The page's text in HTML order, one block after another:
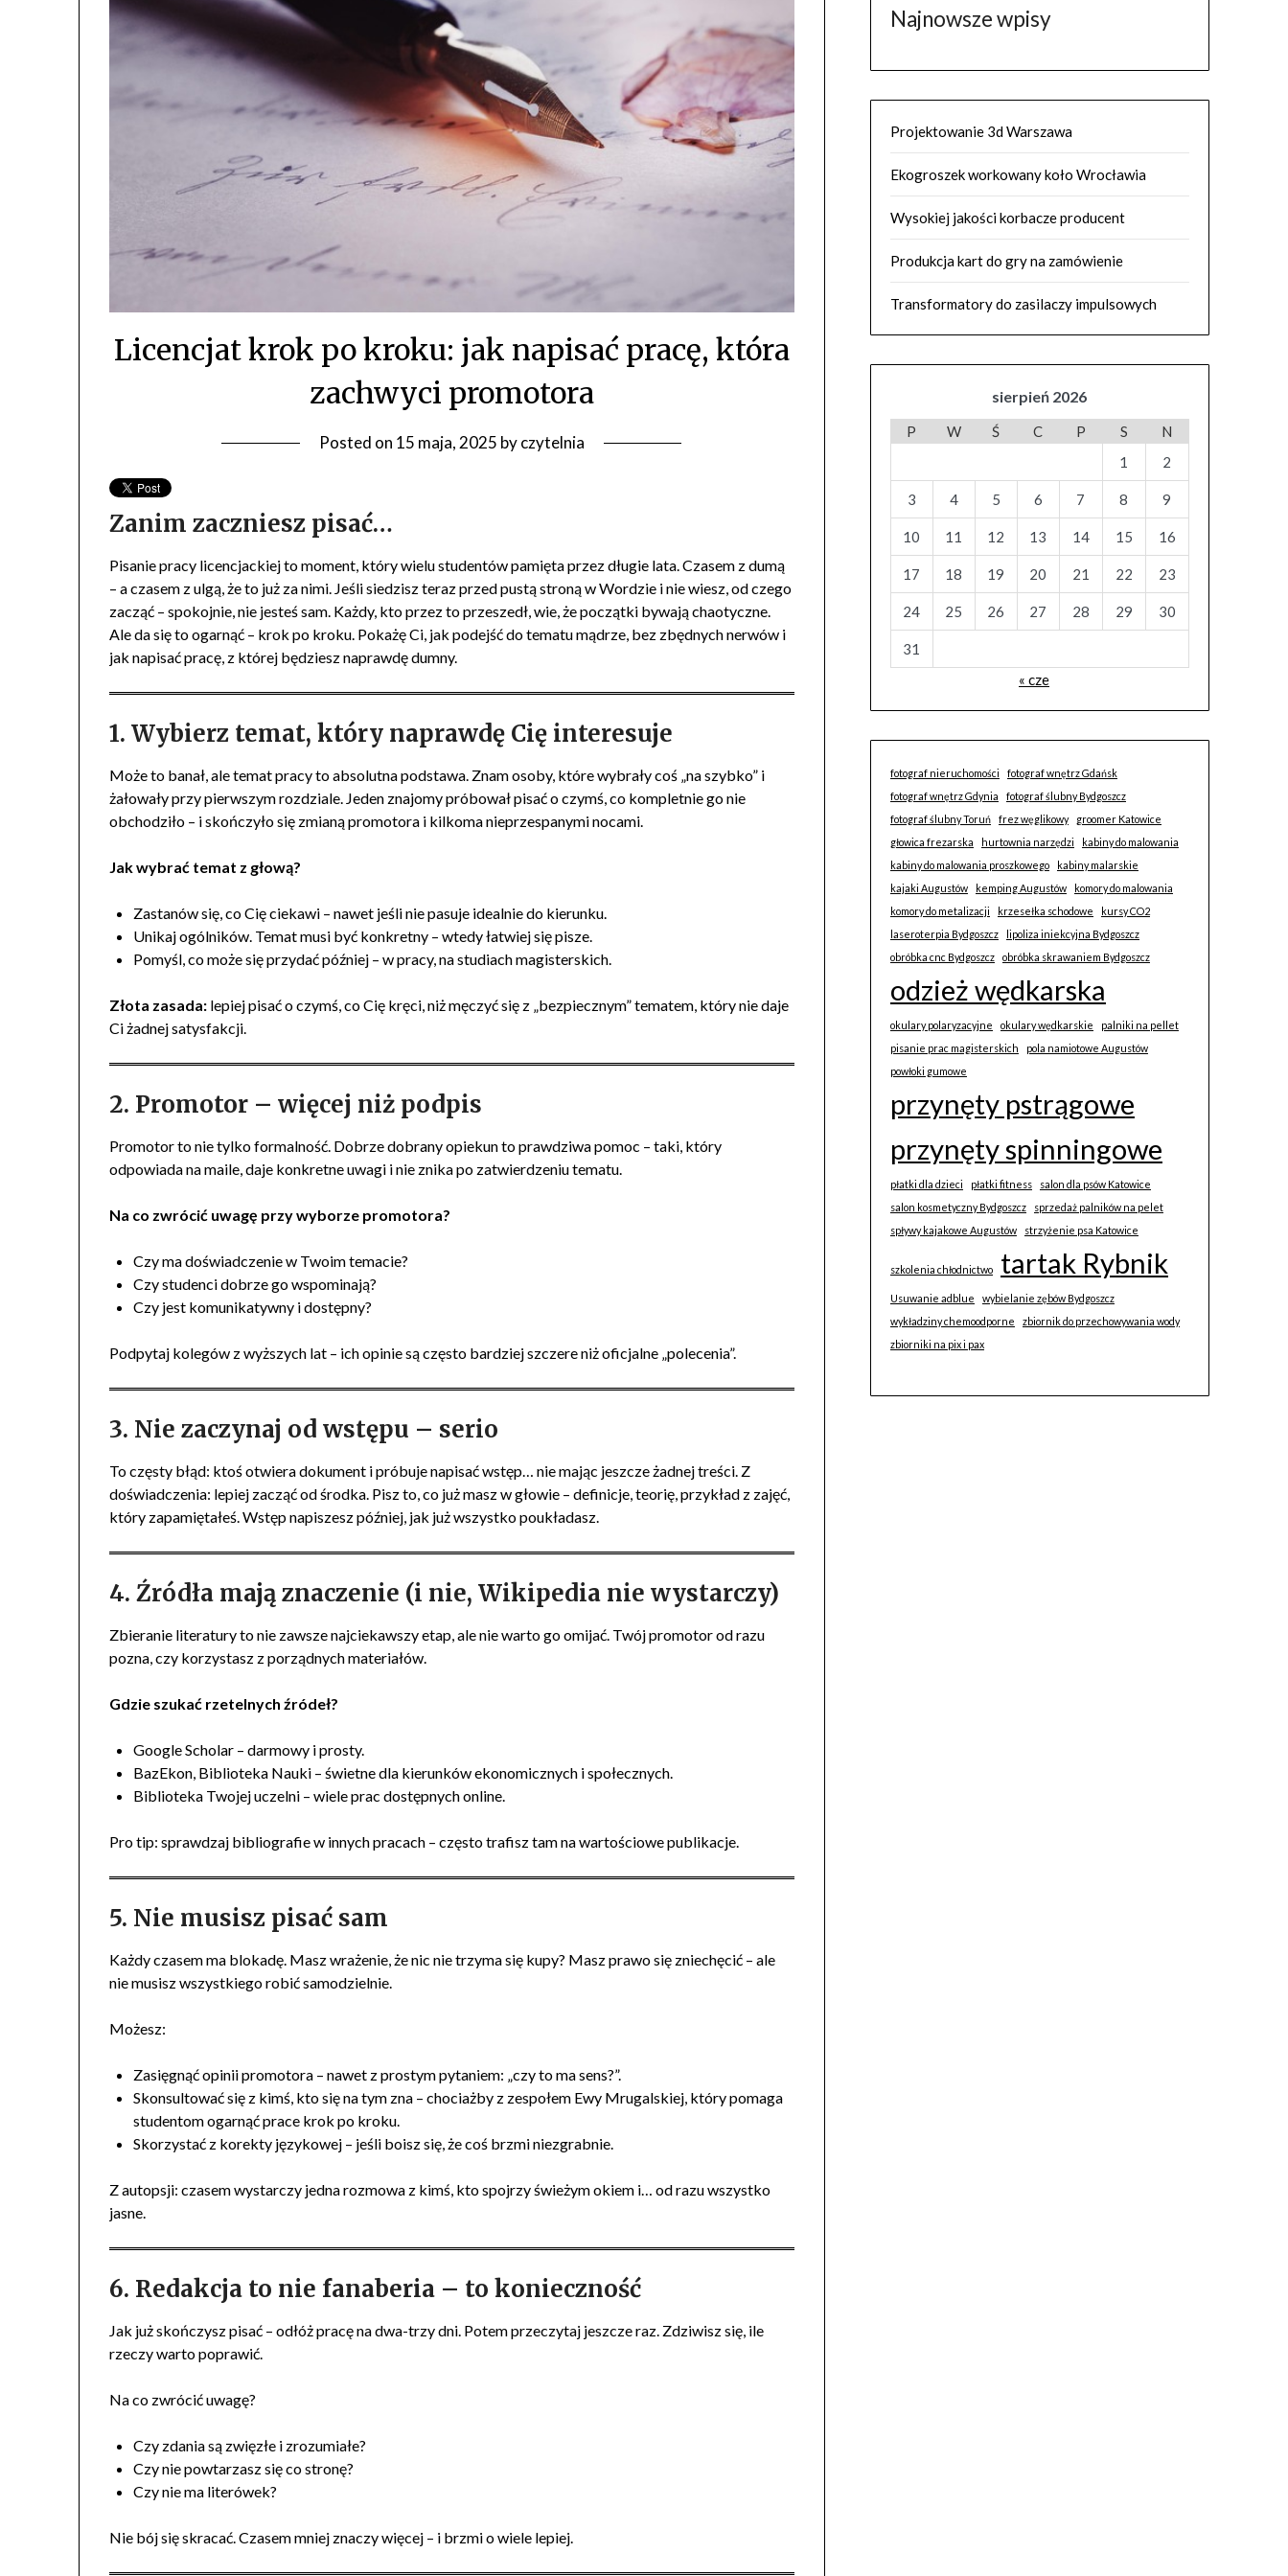
Licencjat krok po kroku: jak napisać pracę, która
zachwyci promotora
Posted on 15 maja, 2025 byczytelnia
Zanim zaczniesz pisać…
Pisanie pracy licencjackiej to moment, który wielu studentów pamięta przez długie lata. Czasem z dumą
– a czasem z ulgą, że to już za nimi. Jeśli siedzisz teraz przed pustą stroną w Wordzie i nie wiesz, od czego
zacząć – spokojnie, nie jesteś sam. Każdy, kto przez to przeszedł, wie, że początki bywają chaotyczne.
Ale da się to ogarnąć – krok po kroku. Pokażę Ci, jak podejść do tematu mądrze, bez zbędnych nerwów i
jak napisać pracę, z której będziesz naprawdę dumny.
1. Wybierz temat, który naprawdę Cię interesuje
Może to banał, ale temat pracy to absolutna podstawa. Znam osoby, które wybrały coś „na szybko” i
żałowały przy pierwszym rozdziale. Jeden znajomy próbował pisać o czymś, co kompletnie go nie
obchodziło – i skończyło się zmianą promotora i kilkoma nieprzespanymi nocami.
Jak wybrać temat z głową?
Zastanów się, co Cię ciekawi – nawet jeśli nie pasuje idealnie do kierunku.
Unikaj ogólników. Temat musi być konkretny – wtedy łatwiej się pisze.
Pomyśl, co może się przydać później – w pracy, na studiach magisterskich.
Złota zasada: lepiej pisać o czymś, co Cię kręci, niż męczyć się z „bezpiecznym” tematem, który nie daje
Ci żadnej satysfakcji.
2. Promotor – więcej niż podpis
Promotor to nie tylko formalność. Dobrze dobrany opiekun to prawdziwa pomoc – taki, który
odpowiada na maile, daje konkretne uwagi i nie znika po zatwierdzeniu tematu.
Na co zwrócić uwagę przy wyborze promotora?
Czy ma doświadczenie w Twoim temacie?
Czy studenci dobrze go wspominają?
Czy jest komunikatywny i dostępny?
Podpytaj kolegów z wyższych lat – ich opinie są często bardziej szczere niż oficjalne „polecenia”.
3. Nie zaczynaj od wstępu – serio
To częsty błąd: ktoś otwiera dokument i próbuje napisać wstęp… nie mając jeszcze żadnej treści. Z
doświadczenia: lepiej zacząć od środka. Pisz to, co już masz w głowie – definicje, teorię, przykład z zajęć,
który zapamiętałeś. Wstęp napiszesz później, jak już wszystko poukładasz.
4. Źródła mają znaczenie (i nie, Wikipedia nie wystarczy)
Zbieranie literatury to nie zawsze najciekawszy etap, ale nie warto go omijać. Twój promotor od razu
pozna, czy korzystasz z porządnych materiałów.
Gdzie szukać rzetelnych źródeł?
Google Scholar – darmowy i prosty.
BazEkon, Biblioteka Nauki – świetne dla kierunków ekonomicznych i społecznych.
Biblioteka Twojej uczelni – wiele prac dostępnych online.
Pro tip: sprawdzaj bibliografie w innych pracach – często trafisz tam na wartościowe publikacje.
5. Nie musisz pisać sam
Każdy czasem ma blokadę. Masz wrażenie, że nic nie trzyma się kupy? Masz prawo się zniechęcić – ale
nie musisz wszystkiego robić samodzielnie.
Możesz:
Zasięgnąć opinii promotora – nawet z prostym pytaniem: „czy to ma sens?”.
Skonsultować się z kimś, kto się na tym zna – chociażby z zespołem Ewy Mrugalskiej, który pomaga
studentom ogarnąć prace krok po kroku.
Skorzystać z korekty językowej – jeśli boisz się, że coś brzmi niezgrabnie.
Z autopsji: czasem wystarczy jedna rozmowa z kimś, kto spojrzy świeżym okiem i… od razu wszystko
jasne.
6. Redakcja to nie fanaberia – to konieczność
Jak już skończysz pisać – odłóż pracę na dwa-trzy dni. Potem przeczytaj jeszcze raz. Zdziwisz się, ile
rzeczy warto poprawić.
Na co zwrócić uwagę?
Czy zdania są zwięzłe i zrozumiałe?
Czy nie powtarzasz się co stronę?
Czy nie ma literówek?
Nie bój się skracać. Czasem mniej znaczy więcej – i brzmi o wiele lepiej.
Najnowsze wpisy
Projektowanie 3d Warszawa
Ekogroszek workowany koło Wrocławia
Wysokiej jakości korbacze producent
Produkcja kart do gry na zamówienie
Transformatory do zasilaczy impulsowych
sierpień 2026
P W Ś C P S
N
1
2
3 4 5 6 7 8 9
10 11 12 13 14 15 16
17 18 19 20 21 22 23
24 25 26 27 28 29 30
31
« cze
fotograf nieruchomości
fotograf wnętrz Gdańsk
fotograf wnętrz Gdynia
fotograf ślubny Bydgoszcz
fotograf ślubny Toruń
frez węglikowy
groomer Katowice
głowica frezarska
hurtownia narzędzi
kabiny do malowania
kabiny do malowania proszkowego
kabiny malarskie
kajaki Augustów
kemping Augustów
komory do malowania
komory do metalizacji
krzesełka schodowe
kursy CO2
laseroterpia Bydgoszcz
lipoliza iniekcyjna Bydgoszcz
obróbka cnc Bydgoszcz
obróbka skrawaniem Bydgoszcz
odzież wędkarska
okulary polaryzacyjne okulary wędkarskie
palniki na pellet
pisanie prac magisterskich
pola namiotowe Augustów
powłoki gumowe
przynęty pstrągowe
przynęty spinningowe
płatki dla dzieci płatki fitness
salon dla psów Katowice
salon kosmetyczny Bydgoszcz
sprzedaż palników na pelet
spływy kajakowe Augustów
strzyżenie psa Katowice
szkolenia chłodnictwo tartak Rybnik
Usuwanie adblue
wybielanie zębów Bydgoszcz
wykładziny chemoodporne
zbiornik do przechowywania wody
zbiorniki na pix i pax